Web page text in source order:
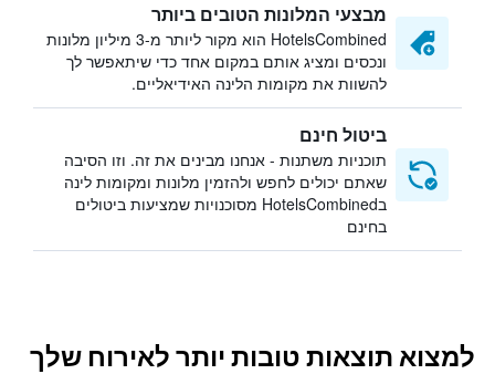
מבצעי המלונות הטובים ביותר
HotelsCombined הוא מקור ליותר מ-3 מיליון מלונות
ונכסים ומציג אותם במקום אחד כדי שיתאפשר לך
להשוות את מקומות הלינה האידיאליים.
ביטול חינם
תוכניות משתנות - אנחנו מבינים את זה. וזו הסיבה
שאתם יכולים לחפש ולהזמין מלונות ומקומות לינה
בHotelsCombined מסוכנויות שמציעות ביטולים
בחינם
למצוא תוצאות טובות יותר לאירוח שלך